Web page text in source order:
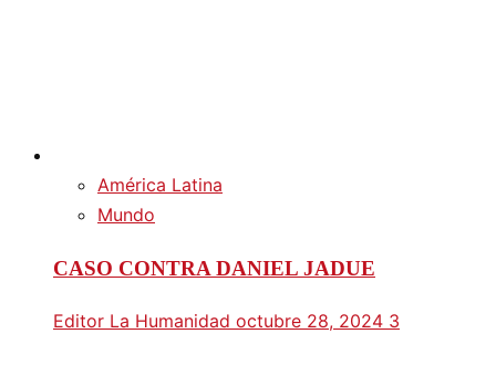
América Latina
Mundo
CASO CONTRA DANIEL JADUE
Editor La Humanidad octubre 28, 2024 3